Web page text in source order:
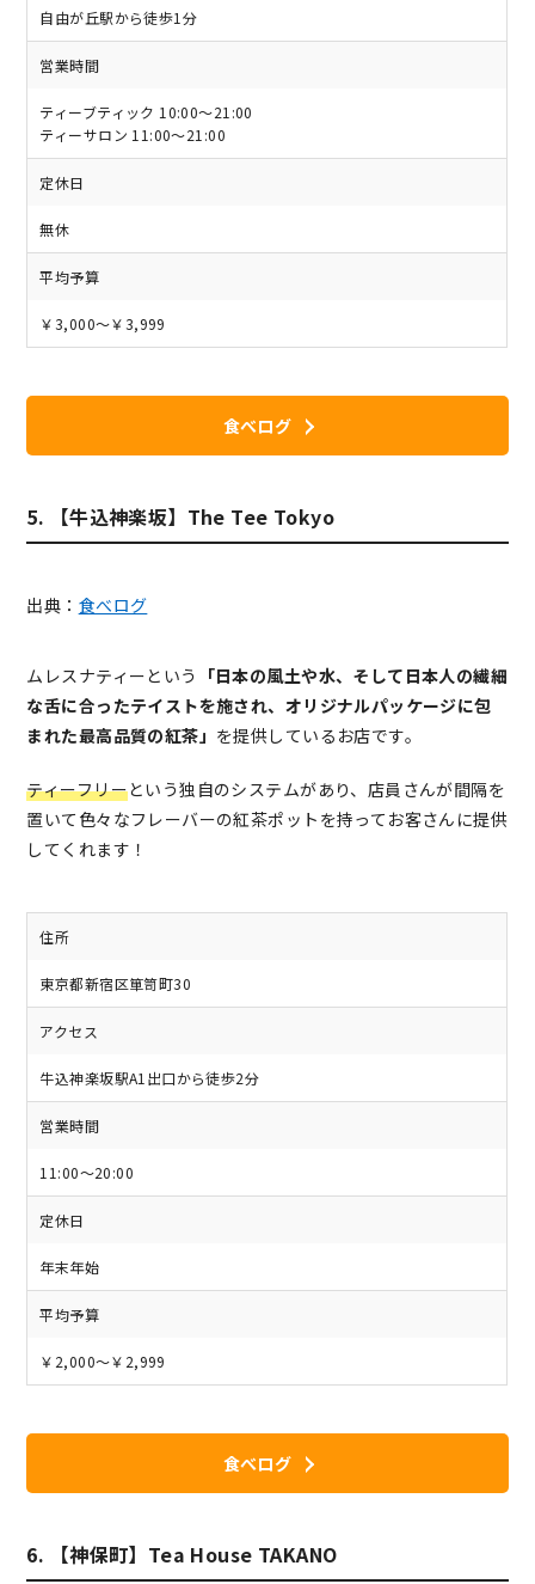
自由が丘駅から徒歩1分
営業時間
ティーブティック 10:00～21:00
ティーサロン 11:00～21:00
定休日
無休
平均予算
￥3,000～￥3,999
食べログ
5. 【牛込神楽坂】The Tee Tokyo
出典： 食べログ
ムレスナティーという 「日本の風土や水、そして日本人の繊細
な舌に合ったテイストを施され、オリジナルパッケージに包
まれた最高品質の紅茶」 を提供しているお店です。
ティーフリーという独自のシステムがあり、店員さんが間隔を
置いて色々なフレーバーの紅茶ポットを持ってお客さんに提供
してくれます！
住所
東京都新宿区箪笥町30
アクセス
牛込神楽坂駅A1出口から徒歩2分
営業時間
11:00～20:00
定休日
年末年始
平均予算
￥2,000～￥2,999
食べログ
6. 【神保町】Tea House TAKANO